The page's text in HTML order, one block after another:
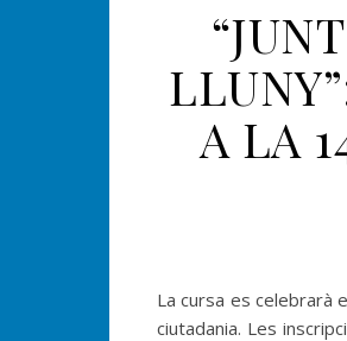
A LA
La cursa es celebrarà
ciutadania. Les